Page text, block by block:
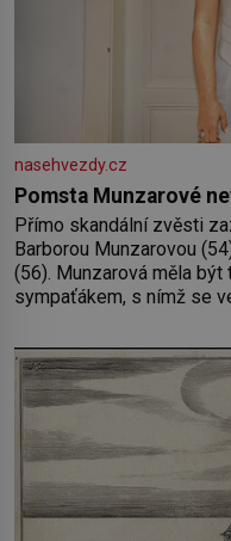
nasehvezdy.cz
Pomsta Munzarové
Přímo skandální zvěsti
Barborou Munzarovou
(56). Munzarová měla
sympaťákem, s nímž se